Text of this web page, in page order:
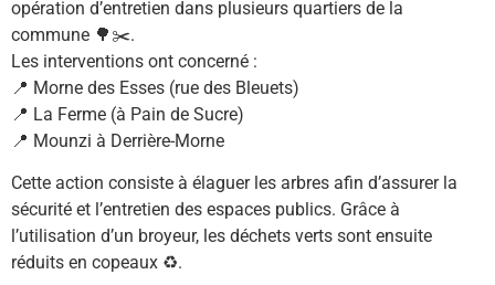
opération d’entretien dans plusieurs quartiers de la
commune 🌳✂️.
Les interventions ont concerné :
📍 Morne des Esses (rue des Bleuets)
📍 La Ferme (à Pain de Sucre)
📍 Mounzi à Derrière-Morne
Cette action consiste à élaguer les arbres afin d’assurer la
sécurité et l’entretien des espaces publics. Grâce à
l’utilisation d’un broyeur, les déchets verts sont ensuite
réduits en copeaux ♻️.